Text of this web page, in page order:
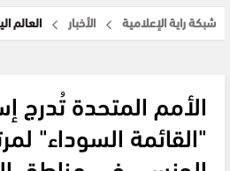
شبكة راية الإعلامية الأخبار العالم
الأمم المتحدة تُدرج
"القائمة السوداء"